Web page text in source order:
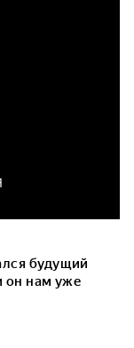
будущий
он нам уже